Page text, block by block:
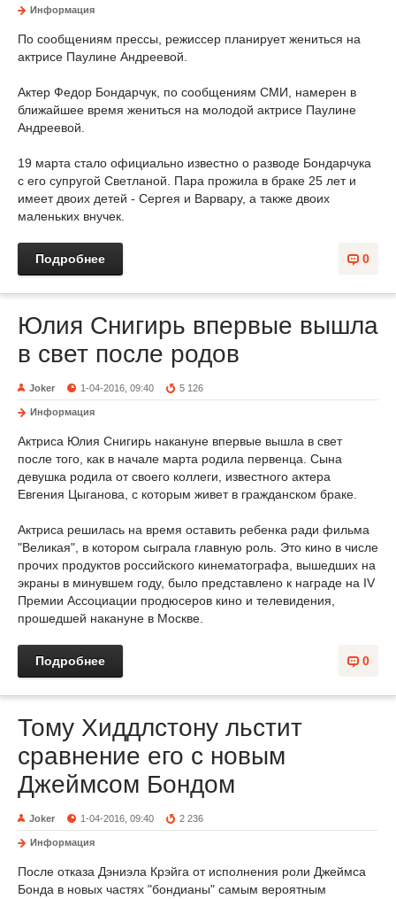
Информация
По сообщениям прессы, режиссер планирует жениться на
актрисе Паулине Андреевой.
Актер Федор Бондарчук, по сообщениям СМИ, намерен в
ближайшее время жениться на молодой актрисе Паулине
Андреевой.
19 марта стало официально известно о разводе Бондарчука
с его супругой Светланой. Пара прожила в браке 25 лет и
имеет двоих детей - Сергея и Варвару, а также двоих
маленьких внучек.
0
Подробнее
Юлия Снигирь впервые вышла
в свет после родов
Joker 1-04-2016, 09:40 5 126
Информация
Актриса Юлия Снигирь накануне впервые вышла в свет
после того, как в начале марта родила первенца. Сына
девушка родила от своего коллеги, известного актера
Евгения Цыганова, с которым живет в гражданском браке.
Актриса решилась на время оставить ребенка ради фильма
"Великая", в котором сыграла главную роль. Это кино в числе
прочих продуктов российского кинематографа, вышедших на
экраны в минувшем году, было представлено к награде на IV
Премии Ассоциации продюсеров кино и телевидения,
прошедшей накануне в Москве.
0
Подробнее
Тому Хиддлстону льстит
сравнение его с новым
Джеймсом Бондом
Joker 1-04-2016, 09:40 2 236
Информация
После отказа Дэниэла Крэйга от исполнения роли Джеймса
Бонда в новых частях "бондианы" самым вероятным